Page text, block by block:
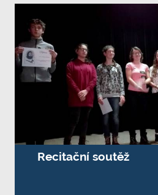
Recitační soutěž